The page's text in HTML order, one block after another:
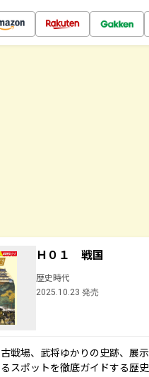
Ｈ０１ 戦国
歴史時代
2025.10.23 発売
戦場、武将ゆかりの史跡、展
スポットを徹底ガイドする歴